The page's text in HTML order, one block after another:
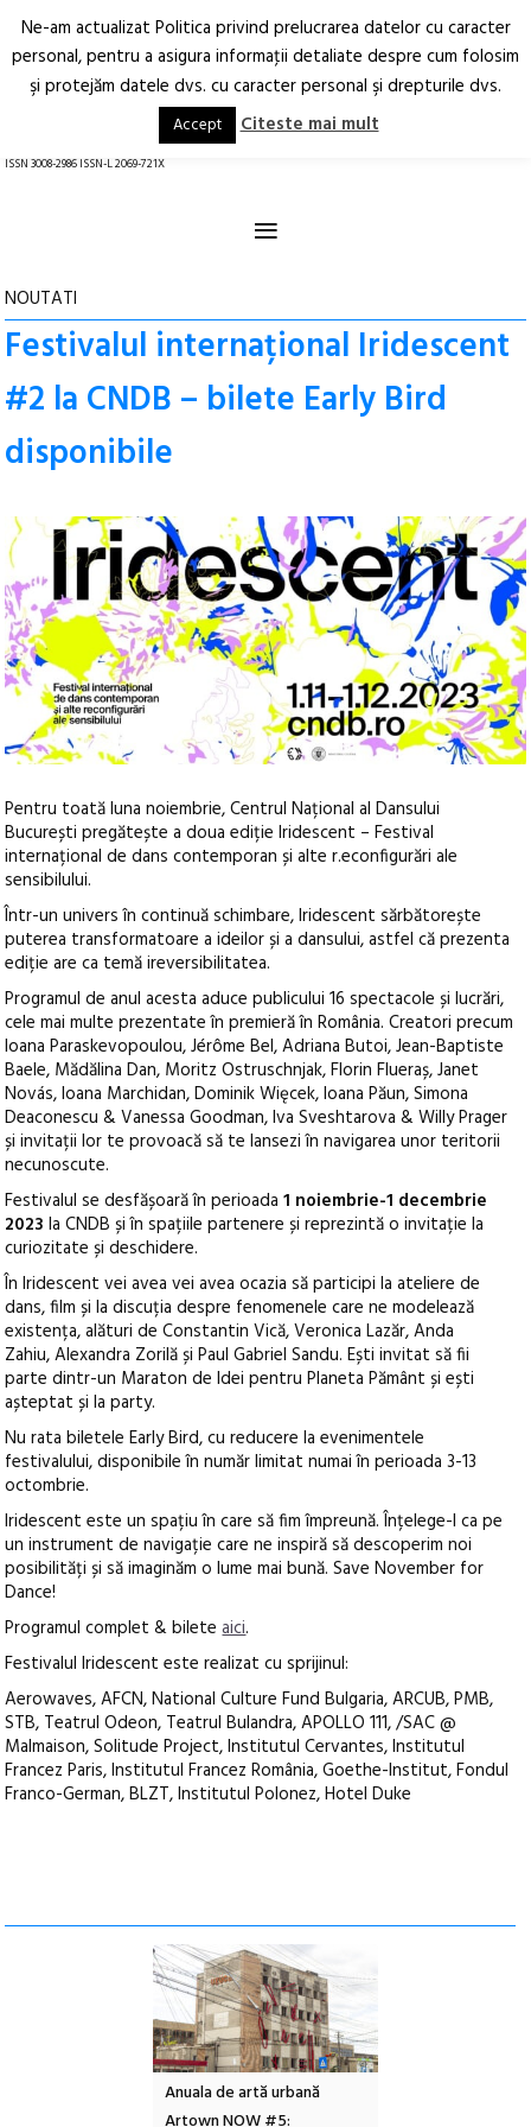
Arhitectură.
Oraș.
RO EN
ISSN 3008-2986 ISSN-L 2069-721X
≡
NOUTATI
Festivalul internațional Iridescent
#2 la CNDB – bilete Early Bird
disponibile
Pentru toată luna noiembrie, Centrul Național al Dansului
București pregătește a doua ediție Iridescent – Festival
internațional de dans contemporan și alte r.econfigurări ale
sensibilului.
Într-un univers în continuă schimbare, Iridescent sărbătorește
puterea transformatoare a ideilor și a dansului, astfel că prezenta
ediție are ca temă ireversibilitatea.
Programul de anul acesta aduce publicului 16 spectacole și lucrări,
cele mai multe prezentate în premieră în România. Creatori precum
Ioana Paraskevopoulou, Jérôme Bel, Adriana Butoi, Jean-Baptiste
Baele, Mădălina Dan, Moritz Ostruschnjak, Florin Flueraș, Janet
Novás, Ioana Marchidan, Dominik Więcek, Ioana Păun, Simona
Deaconescu & Vanessa Goodman, Iva Sveshtarova & Willy Prager
și invitații lor te provoacă să te lansezi în navigarea unor teritorii
necunoscute.
Festivalul se desfășoară în perioada1 noiembrie-1 decembrie
2023 la CNDB și în spațiile partenere și reprezintă o invitație la
curiozitate și deschidere.
În Iridescent vei avea vei avea ocazia să participi la ateliere de
dans, film și la discuția despre fenomenele care ne modelează
existența, alături de Constantin Vică, Veronica Lazăr, Anda
Zahiu, Alexandra Zorilă și Paul Gabriel Sandu. Ești invitat să fii
parte dintr-un Maraton de Idei pentru Planeta Pământ și ești
așteptat și la party.
Nu rata biletele Early Bird, cu reducere la evenimentele
festivalului, disponibile în număr limitat numai în perioada 3-13
octombrie.
Iridescent este un spațiu în care să fim împreună. Înțelege-l ca pe
un instrument de navigație care ne inspiră să descoperim noi
posibilități și să imaginăm o lume mai bună. Save November for
Dance!
Programul complet & bileteaici.
Festivalul Iridescent este realizat cu sprijinul:
Aerowaves, AFCN, National Culture Fund Bulgaria, ARCUB, PMB,
STB, Teatrul Odeon, Teatrul Bulandra, APOLLO 111, /SAC @
Malmaison, Solitude Project, Institutul Cervantes, Institutul
Francez Paris, Institutul Francez România, Goethe-Institut, Fondul
Franco-German, BLZT, Institutul Polonez, Hotel Duke
Anuala de artă urbană
Artown NOW #5:
Ne-am actualizat Politica privind prelucrarea datelor cu caracter
personal, pentru a asigura informaţii detaliate despre cum folosim
şi protejăm datele dvs. cu caracter personal şi drepturile dvs.
Accept Citeste mai mult